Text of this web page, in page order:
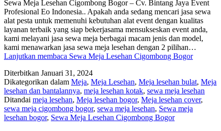
Sewa Meja Lesehan Cigombong Bogor – Cv. Bintang Jaya Event
Profesional Eo Indonesia.. Apakah anda sedang mencari jasa sewa
alat pesta untuk memenuhi kebutuhan alat event dengan kualitas
layanan terbaik yang siap bekerjasama mensukseskan event anda,
kami melayani jasa sewa meja berbagai macam jenis dan model,
kami menawarkan jasa sewa meja lesehan dengan 2 pilihan…
Lanjutkan membaca Sewa Meja Lesehan Cigombong Bogor
Diterbitkan Januari 31, 2024
Dikategorikan dalam Meja, Meja Lesehan, Meja lesehan bulat, Meja
lesehan dan bantalannya, meja lesehan kotak, sewa meja lesehan
Ditandai meja lesehan, Meja lesehan bogor, Meja lesehan cover,
sewa meja cigombong bogor, sewa meja lesehan, Sewa meja
lesehan bogor, Sewa Meja Lesehan Cigombong Bogor